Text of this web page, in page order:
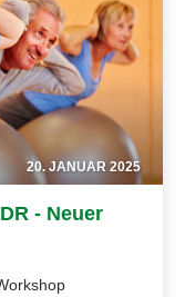
20. JANUAR 2025
- Neuer